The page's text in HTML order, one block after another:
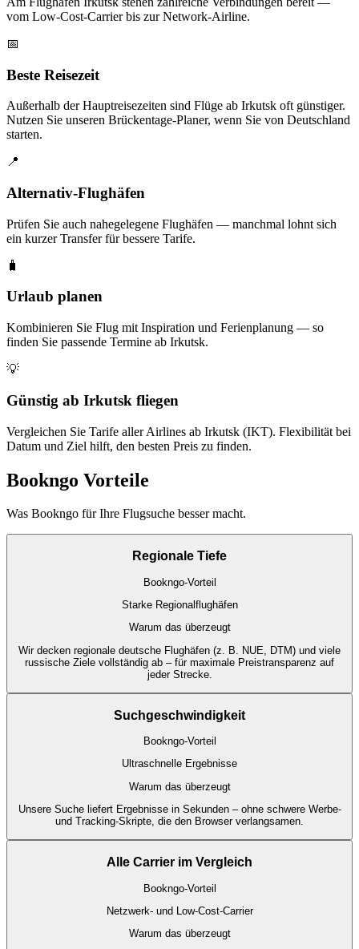
vom Low-Cost-Carrier bis zur Network-Airline.
📅
Beste Reisezeit
Außerhalb der Hauptreisezeiten sind Flüge ab Irkutsk oft günstiger.
Nutzen Sie unseren Brückentage-Planer, wenn Sie von Deutschland
starten.
📍
Alternativ-Flughäfen
Prüfen Sie auch nahegelegene Flughäfen — manchmal lohnt sich
ein kurzer Transfer für bessere Tarife.
🧳
Urlaub planen
Kombinieren Sie Flug mit Inspiration und Ferienplanung — so
finden Sie passende Termine ab Irkutsk.
💡
Günstig ab Irkutsk fliegen
Vergleichen Sie Tarife aller Airlines ab Irkutsk (IKT). Flexibilität bei
Datum und Ziel hilft, den besten Preis zu finden.
Bookngo Vorteile
Was Bookngo für Ihre Flugsuche besser macht.
Regionale Tiefe
Bookngo-Vorteil
Starke Regionalflughäfen
Warum das überzeugt
Wir decken regionale deutsche Flughäfen (z. B. NUE, DTM) und viele
russische Ziele vollständig ab – für maximale Preistransparenz auf
jeder Strecke.
Suchgeschwindigkeit
Bookngo-Vorteil
Ultraschnelle Ergebnisse
Warum das überzeugt
Unsere Suche liefert Ergebnisse in Sekunden – ohne schwere Werbe-
und Tracking-Skripte, die den Browser verlangsamen.
Alle Carrier im Vergleich
Bookngo-Vorteil
Netzwerk- und Low-Cost-Carrier
Warum das überzeugt